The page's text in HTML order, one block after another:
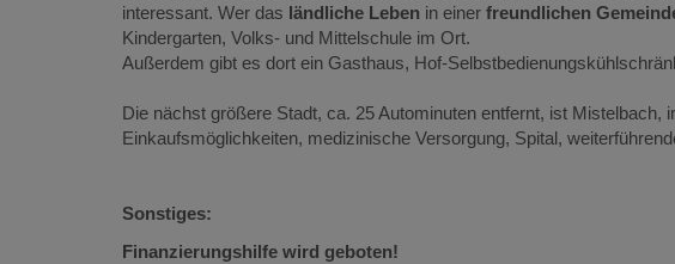
interessant. Wer das ländliche Leben in einer freundlichen
Kindergarten, Volks- und Mittelschule im Ort.
Außerdem gibt es dort ein Gasthaus, Hof-
Die nächst größere Stadt, ca. 25 Autominuten entfernt, ist Mistelbach,
Einkaufsmöglichkeiten, medizinische Versorgung, Spital,
Sonstiges:
Finanzierungshilfe wird geboten!